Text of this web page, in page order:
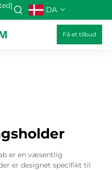
DA
Få et tilbud
er en væsentlig
er designet specifikt til